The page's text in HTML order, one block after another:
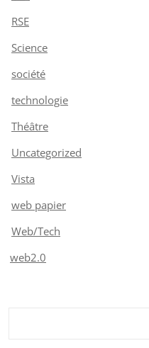
RSE
Science
société
technologie
Théâtre
Uncategorized
Vista
web papier
Web/Tech
web2.0